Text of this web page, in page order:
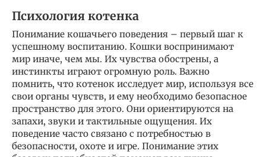
Психология котенка
Понимание кошачьего поведения – первый шаг к
успешному воспитанию. Кошки воспринимают
мир иначе, чем мы. Их чувства обострены, а
инстинкты играют огромную роль. Важно
помнить, что котенок исследует мир, используя все
свои органы чувств, и ему необходимо безопасное
пространство для этого. Они ориентируются на
запахи, звуки и тактильные ощущения. Их
поведение часто связано с потребностью в
безопасности, охоте и игре. Понимание этих